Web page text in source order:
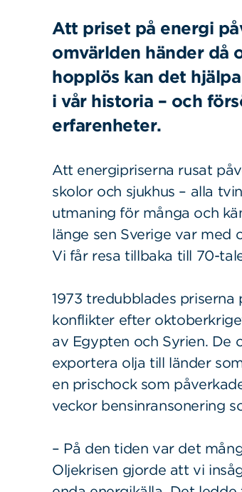
Att priset på energi
omvärlden händer då
hopplös kan det
i vår historia – och
erfarenheter.
Att energipriserna rusat
skolor och sjukhus – alla
utmaning för många och
länge sen Sverige var med
Vi får resa tillbaka till 70-
1973 tredubblades priserna
konflikter efter
av Egypten och Syrien. De
exportera olja till länder
en prischock som
veckor bensinransonering
– På den tiden var det
Oljekrisen gjorde att vi